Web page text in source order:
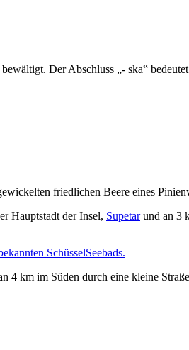
Der Abschluss „- ska‟
friedlichen Beere eines
Hauptstadt der Insel, Supetarund an 3
SchüsselSeebads.
4 km im Süden durch eine kleine